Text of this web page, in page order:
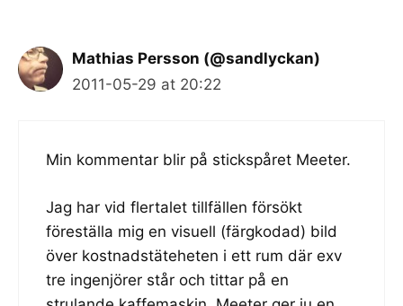
Mathias Persson (@sandlyckan)
2011-05-29 at 20:22
Min kommentar blir på stickspåret Meeter.
Jag har vid flertalet tillfällen försökt
föreställa mig en visuell (färgkodad) bild
över kostnadstäteheten i ett rum där exv
tre ingenjörer står och tittar på en